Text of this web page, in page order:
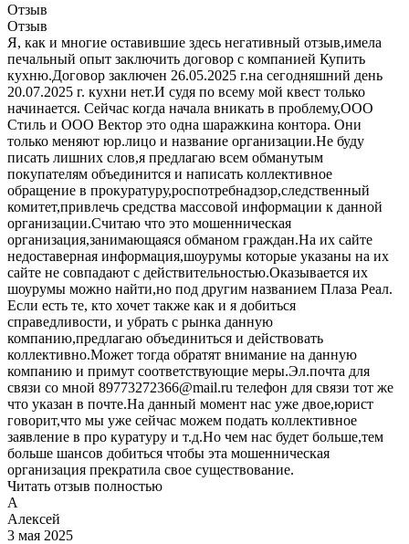
Отзыв
Отзыв
Я, как и многие оставившие здесь негативный отзыв,имела
печальный опыт заключить договор с компанией Купить
кухню.Договор заключен 26.05.2025 г.на сегодняшний день
20.07.2025 г. кухни нет.И судя по всему мой квест только
начинается. Сейчас когда начала вникать в проблему,ООО
Стиль и ООО Вектор это одна шаражкина контора. Они
только меняют юр.лицо и название организации.Не буду
писать лишних слов,я предлагаю всем обманутым
покупателям объединится и написать коллективное
обращение в прокуратуру,роспотребнадзор,следственный
комитет,привлечь средства массовой информации к данной
организации.Считаю что это мошенническая
организация,занимающаяся обманом граждан.На их сайте
недоставерная информация,шоурумы которые указаны на их
сайте не совпадают с действительностью.Оказывается их
шоурумы можно найти,но под другим названием Плаза Реал.
Если есть те, кто хочет также как и я добиться
справедливости, и убрать с рынка данную
компанию,предлагаю объединиться и действовать
коллективно.Может тогда обратят внимание на данную
компанию и примут соответствующие меры.Эл.почта для
связи со мной 89773272366@mail.ru телефон для связи тот же
что указан в почте.На данный момент нас уже двое,юрист
говорит,что мы уже сейчас можем подать коллективное
заявление в про куратуру и т.д.Но чем нас будет больше,тем
больше шансов добиться чтобы эта мошенническая
организация прекратила свое существование.
Читать отзыв полностью
А
Алексей
3 мая 2025